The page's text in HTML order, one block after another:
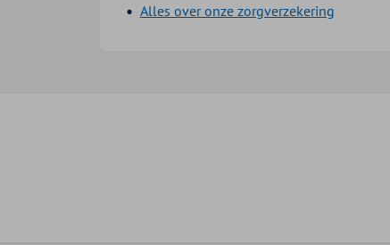
Alles over onze zorgverzekering